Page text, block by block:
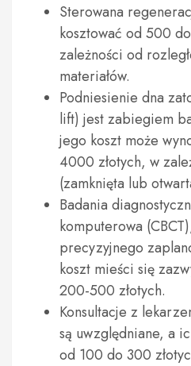
Sterowana
kosztować od 500
zależności od
materiałów.
Podniesienie dna
lift) jest zabiegiem
jego koszt może
4000 złotych, w
(zamknięta lub
Badania
komputerowa
precyzyjnego
koszt mieści się
200-500 złotych.
Konsultacje z
są uwzględniane, a
od 100 do 300